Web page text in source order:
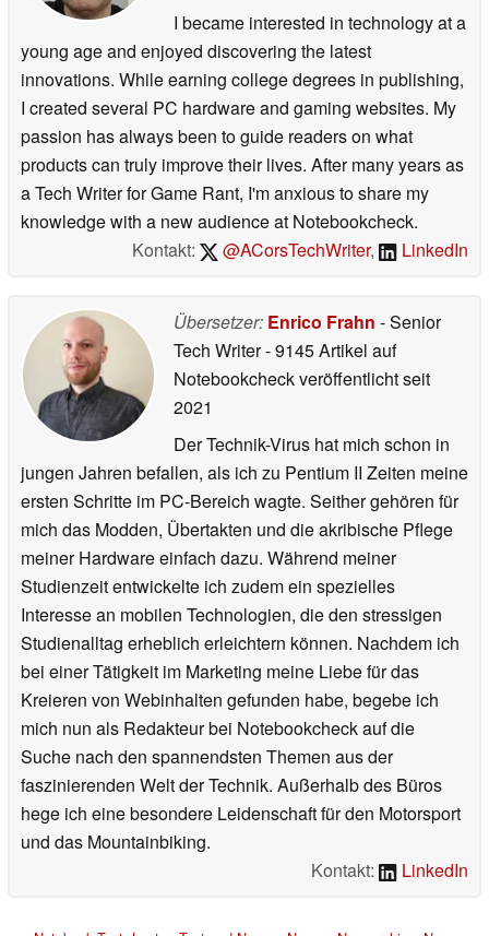
I became interested in technology at a
young age and enjoyed discovering the latest
innovations. While earning college degrees in publishing,
I created several PC hardware and gaming websites. My
passion has always been to guide readers on what
products can truly improve their lives. After many years as
a Tech Writer for Game Rant, I'm anxious to share my
knowledge with a new audience at Notebookcheck.
Kontakt:
@ACorsTechWriter, LinkedIn
Übersetzer: Enrico Frahn - Senior
Tech Writer- 9145 Artikel auf
Notebookcheck veröffentlichtseit
2021
Der Technik-Virus hat mich schon in
jungen Jahren befallen, als ich zu Pentium II Zeiten meine
ersten Schritte im PC-Bereich wagte. Seither gehören für
mich das Modden, Übertakten und die akribische Pflege
meiner Hardware einfach dazu. Während meiner
Studienzeit entwickelte ich zudem ein spezielles
Interesse an mobilen Technologien, die den stressigen
Studienalltag erheblich erleichtern können. Nachdem ich
bei einer Tätigkeit im Marketing meine Liebe für das
Kreieren von Webinhalten gefunden habe, begebe ich
mich nun als Redakteur bei Notebookcheck auf die
Suche nach den spannendsten Themen aus der
faszinierenden Welt der Technik. Außerhalb des Büros
hege ich eine besondere Leidenschaft für den Motorsport
und das Mountainbiking.
Kontakt:
LinkedIn